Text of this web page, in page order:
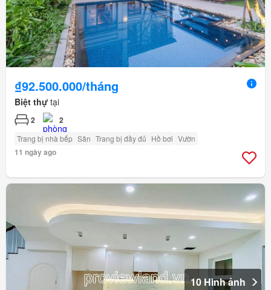
₫92.500.000/tháng
Biệt thự tại
2 2
Trang bị nhà bếp Sân Trang bị đầy đủ Hồ bơi Vườn
11 ngày ago
10 Hình ảnh